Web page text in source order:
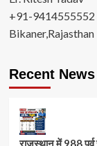
+91-9414555552
Bikaner,Rajasthan
Recent News
राजस्थान में 988 पूर्व